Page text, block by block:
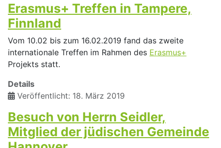
Erasmus+ Treffen in Tampere,
Finnland
Vom 10.02 bis zum 16.02.2019 fand das zweite
internationale Treffen im Rahmen des Erasmus+
Projekts statt.
Details
Veröffentlicht: 18. März 2019
Besuch von Herrn Seidler,
Mitglied der jüdischen Gemeinde